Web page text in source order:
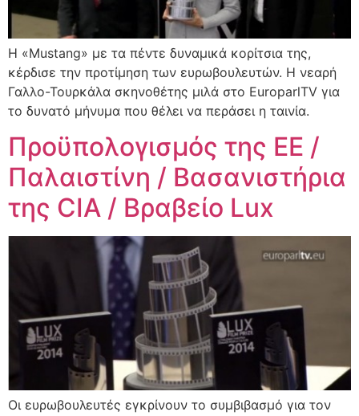
Η «Mustang» με τα πέντε δυναμικά κορίτσια της,
κέρδισε την προτίμηση των ευρωβουλευτών. Η νεαρή
Γαλλο-Τουρκάλα σκηνοθέτης μιλά στο EuroparlTV για
το δυνατό μήνυμα που θέλει να περάσει η ταινία.
Προϋπολογισμός της ΕΕ /
Παλαιστίνη / Βασανιστήρια
της CIA / Βραβείο Lux
Οι ευρωβουλευτές εγκρίνουν το συμβιβασμό για τον